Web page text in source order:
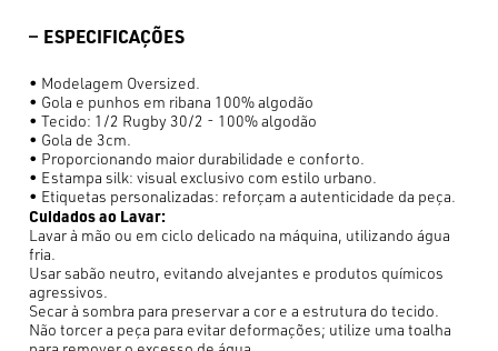
ESPECIFICAÇÕES
• Modelagem Oversized.
• Gola e punhos em ribana 100% algodão
• Tecido: 1/2 Rugby 30/2 - 100% algodão
• Gola de 3cm.
• Proporcionando maior durabilidade e conforto.
• Estampa silk: visual exclusivo com estilo urbano.
• Etiquetas personalizadas: reforçam a autenticidade da peça.
Cuidados ao Lavar:
Lavar à mão ou em ciclo delicado na máquina, utilizando água
fria.
Usar sabão neutro, evitando alvejantes e produtos químicos
agressivos.
Secar à sombra para preservar a cor e a estrutura do tecido.
Não torcer a peça para evitar deformações; utilize uma toalha